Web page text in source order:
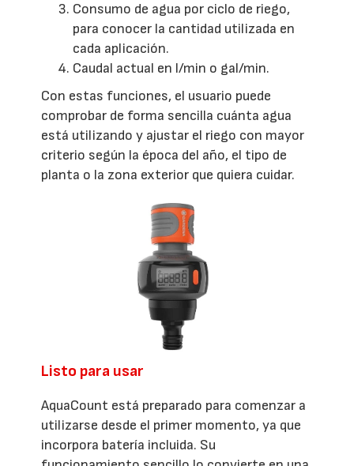
Consumo de agua por ciclo de riego,
para conocer la cantidad utilizada en
cada aplicación.
Caudal actual en l/min o gal/min.
Con estas funciones, el usuario puede
comprobar de forma sencilla cuánta agua
está utilizando y ajustar el riego con mayor
criterio según la época del año, el tipo de
planta o la zona exterior que quiera cuidar.
Listo para usar
AquaCount está preparado para comenzar a
utilizarse desde el primer momento, ya que
incorpora batería incluida. Su